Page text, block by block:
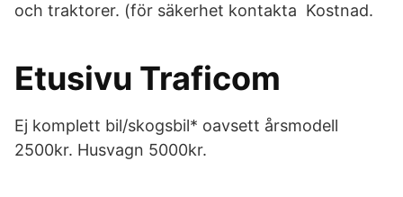
och traktorer. (för säkerhet kontakta Kostnad.
Etusivu Traficom
Ej komplett bil/skogsbil* oavsett årsmodell
2500kr. Husvagn 5000kr.